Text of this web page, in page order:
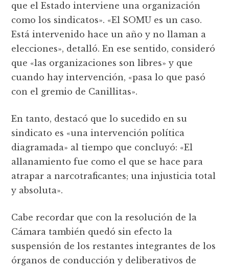
que el Estado interviene una organización
como los sindicatos». «El SOMU es un caso.
Está intervenido hace un año y no llaman a
elecciones», detalló. En ese sentido, consideró
que «las organizaciones son libres» y que
cuando hay intervención, «pasa lo que pasó
con el gremio de Canillitas».
En tanto, destacó que lo sucedido en su
sindicato es «una intervención política
diagramada» al tiempo que concluyó: «El
allanamiento fue como el que se hace para
atrapar a narcotraficantes; una injusticia total
y absoluta».
Cabe recordar que con la resolución de la
Cámara también quedó sin efecto la
suspensión de los restantes integrantes de los
órganos de conducción y deliberativos de